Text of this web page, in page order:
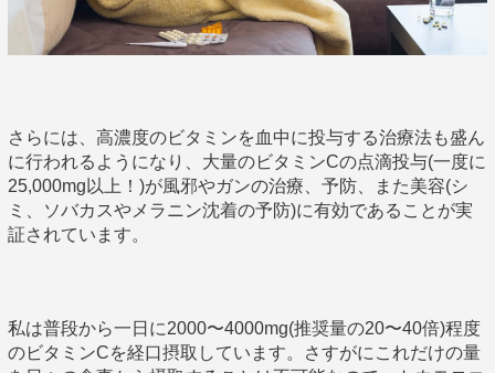
さらには、高濃度のビタミンを血中に投与する治療法も盛ん
に行われるようになり、大量のビタミンCの点滴投与(一度に
25,000mg以上！)が風邪やガンの治療、予防、また美容(シ
ミ、ソバカスやメラニン沈着の予防)に有効であることが実
証されています。
私は普段から一日に2000〜4000mg(推奨量の20〜40倍)程度
のビタミンCを経口摂取しています。さすがにこれだけの量